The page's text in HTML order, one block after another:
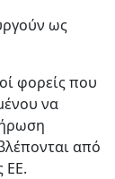
ως
φορείς που
να
από
ΕΕ.